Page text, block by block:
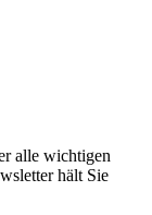
alle wichtigen
hält Sie